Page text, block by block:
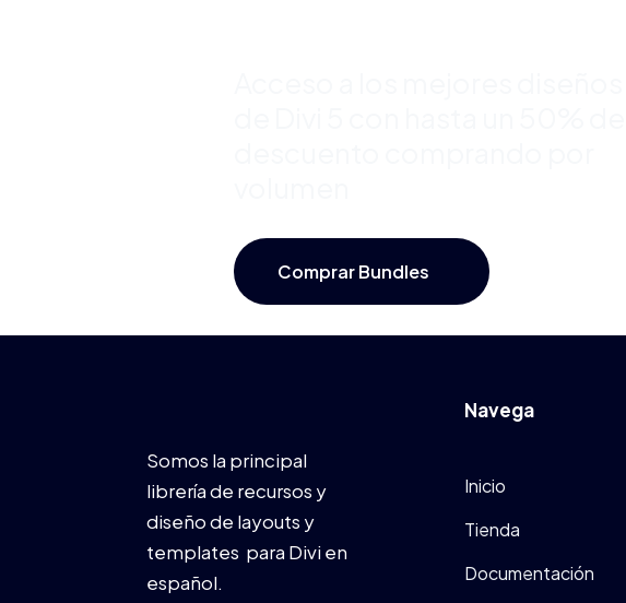
Comprar Bundles
Somos la principal
librería de recursos y
diseño de layouts y
templates para Divi en
español.
Navega
Inicio
Tienda
Documentación